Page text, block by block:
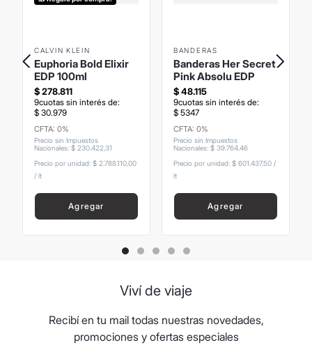
CALVIN KLEIN
Euphoria Bold Elixir
EDP 100ml
$278.811
9cuotas sin interés de:
$ 30.979
CFTA: 0%
Precio sin Impuestos
Nacionales: $ 230422 31
Precio por unidad: $ 2.788.110,00
/ lt
Agregar
BANDERAS
Banderas Her Secret
Pink Absolu EDP
$48.115
9cuotas sin interés de:
$ 5347
CFTA: 0%
Precio sin Impuestos
Nacionales: $ 3976446
Precio por unidad: $ 601.437,50 /
lt
Agregar
Viví de viaje
Recibí en tu mail todas nuestras novedades,
promociones y ofertas especiales